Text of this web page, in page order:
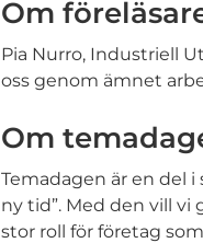
Om
Pia Nurro, Industriell
oss genom ämnet
Om
Temadagen är en del
ny tid”. Med den vill
stor roll för företag